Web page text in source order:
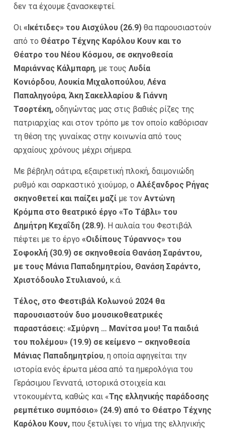
δεν τα έχουμε ξανασκεφτεί.
Οι «Ικέτιδες» του Αισχύλου (26.9) θα παρουσιαστούν
από το Θέατρο Τέχνης Καρόλου Κουν και το
Θέατρο του Νέου Κόσμου, σε σκηνοθεσία
Μαριάννας Κάλμπαρη, με τους Λυδία
Κονιόρδου, Λουκία Μιχαλοπούλου, Λένα
Παπαληγούρα, Άκη Σακελλαρίου & Γιάννη
Τσορτέκη, οδηγώντας μας στις βαθιές ρίζες της
πατριαρχίας και στον τρόπο με τον οποίο καθόρισαν
τη θέση της γυναίκας στην κοινωνία από τους
αρχαίους χρόνους μέχρι σήμερα.
Με βέβηλη σάτιρα, εξαιρετική πλοκή, δαιμονιώδη
ρυθμό και σαρκαστικό χιούμορ, ο Αλέξανδρος Ρήγας
σκηνοθετεί και παίζει μαζί με τον Αντώνη
Κρόμπα στο θεατρικό έργο «Το Τάβλι» του
Δημήτρη Κεχαΐδη (28.9). Η αυλαία του Φεστιβάλ
πέφτει με το έργο «Οιδίπους Τύραννος» του
Σοφοκλή (30.9) σε σκηνοθεσία Θανάση Σαράντου,
με τους Μάνια Παπαδημητρίου, Θανάση Σαράντο,
Χριστόδουλο Στυλιανού, κ.ά.
Τέλος, στο Φεστιβάλ Κολωνού 2024 θα
παρουσιαστούν δυο μουσικοθεατρικές
παραστάσεις: «Σμύρνη … Μανίτσα μου! Τα παιδιά
του πολέμου» (19.9) σε κείμενο – σκηνοθεσία
Μάνιας Παπαδημητρίου, η οποία αφηγείται την
ιστορία ενός έρωτα μέσα από τα ημερολόγια του
Γεράσιμου Γεννατά, ιστορικά στοιχεία και
ντοκουμέντα, καθώς και «Της ελληνικής παράδοσης
ρεμπέτικο συμπόσιο» (24.9) από το Θέατρο Τέχνης
Καρόλου Κουν, που ξετυλίγει το νήμα της ελληνικής